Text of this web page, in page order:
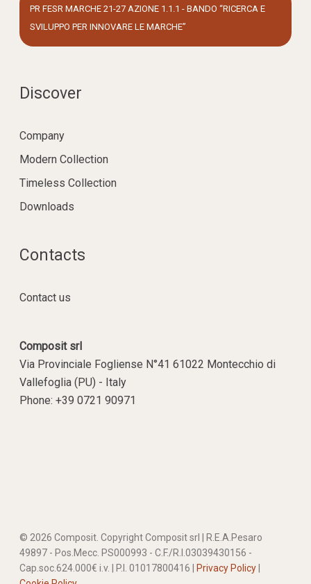
PR FESR MARCHE 21-27 AZIONE 1.1.1 - BANDO “RICERCA E
SVILUPPO PER INNOVARE LE MARCHE”
Discover
Company
Modern Collection
Timeless Collection
Downloads
Contacts
Contact us
Composit srl
Via Provinciale Fogliense N°41 61022 Montecchio di
Vallefoglia (PU) - Italy
Phone: +39 0721 90971
© 2026 Composit. Copyright Composit srl | R.E.A.Pesaro
49897 - Pos.Mecc. PS000993 - C.F./R.I.03039430156 -
Cap.soc.624.000€ i.v. | P.I. 01017800416 |
Privacy Policy